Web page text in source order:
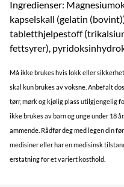
Ingredienser:
kapselskall (gelatin
tabletthjelpestoff
fettsyrer),
Må ikke brukes hvis lokk eller
skal kun brukes av voksne. Anbefalt
tørr, mørk og kjølig plass utilgjengelig
ikke brukes av barn og unge under 18
ammende. Rådfør deg med legen din
medisiner eller har en medisinsk
erstatning for et variert kosthold.